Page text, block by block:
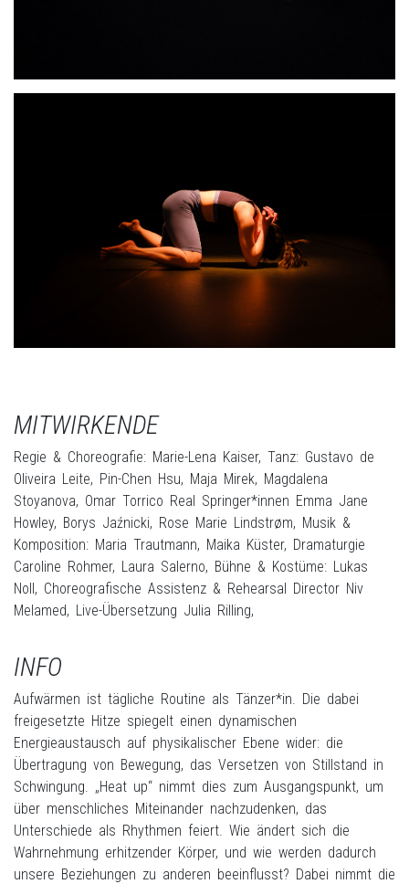
MITWIRKENDE
Regie & Choreografie: Marie-Lena Kaiser, Tanz: Gustavo de
Oliveira Leite, Pin-Chen Hsu, Maja Mirek, Magdalena
Stoyanova, Omar Torrico Real Springer*innen Emma Jane
Howley, Borys Jaźnicki, Rose Marie Lindstrøm, Musik &
Komposition: Maria Trautmann, Maika Küster, Dramaturgie
Caroline Rohmer, Laura Salerno, Bühne & Kostüme: Lukas
Noll, Choreografische Assistenz & Rehearsal Director Niv
Melamed, Live-Übersetzung Julia Rilling,
INFO
Aufwärmen ist tägliche Routine als Tänzer*in. Die dabei
freigesetzte Hitze spiegelt einen dynamischen
Energieaustausch auf physikalischer Ebene wider: die
Übertragung von Bewegung, das Versetzen von Stillstand in
Schwingung. „Heat up“ nimmt dies zum Ausgangspunkt, um
über menschliches Miteinander nachzudenken, das
Unterschiede als Rhythmen feiert. Wie ändert sich die
Wahrnehmung erhitzender Körper, und wie werden dadurch
unsere Beziehungen zu anderen beeinflusst? Dabei nimmt die